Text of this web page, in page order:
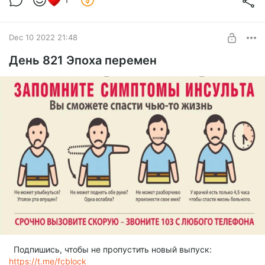
Dec 10 2022 21:48
День 821 Эпоха перемен
Подпишись, чтобы не пропустить новый выпуск:
https://t.me/fcblock